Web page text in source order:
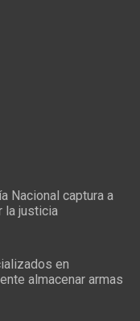
Nacional captura a
la justicia
en
almacenar armas